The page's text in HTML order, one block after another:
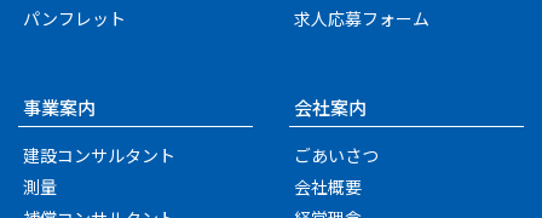
パンフレット
求人応募フォーム
事業案内
建設コンサルタント
測量
会社案内
ごあいさつ
会社概要